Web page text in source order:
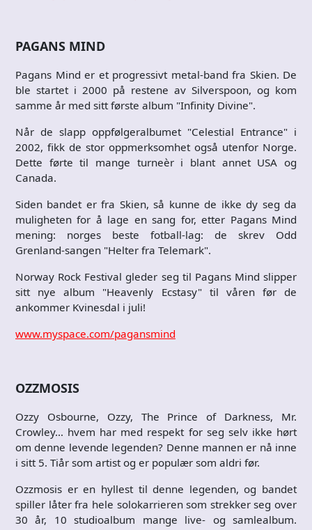
PAGANS MIND
Pagans Mind er et progressivt metal-band fra Skien. De
ble startet i 2000 på restene av Silverspoon, og kom
samme år med sitt første album "Infinity Divine".
Når de slapp oppfølgeralbumet "Celestial Entrance" i
2002, fikk de stor oppmerksomhet også utenfor Norge.
Dette førte til mange turneèr i blant annet USA og
Canada.
Siden bandet er fra Skien, så kunne de ikke dy seg da
muligheten for å lage en sang for, etter Pagans Mind
mening: norges beste fotball-lag: de skrev Odd
Grenland-sangen "Helter fra Telemark".
Norway Rock Festival gleder seg til Pagans Mind slipper
sitt nye album "Heavenly Ecstasy" til våren før de
ankommer Kvinesdal i juli!
www.myspace.com/pagansmind
OZZMOSIS
Ozzy Osbourne, Ozzy, The Prince of Darkness, Mr.
Crowley… hvem har med respekt for seg selv ikke hørt
om denne levende legenden? Denne mannen er nå inne
i sitt 5. Tiår som artist og er populær som aldri før.
Ozzmosis er en hyllest til denne legenden, og bandet
spiller låter fra hele solokarrieren som strekker seg over
30 år, 10 studioalbum mange live- og samlealbum.